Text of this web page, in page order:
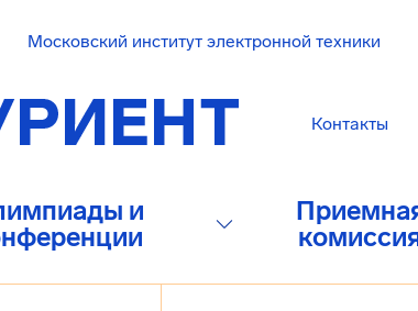
Московский институт электронной техники
Контакты
и